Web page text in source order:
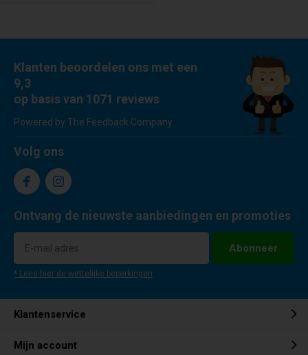
Klanten beoordelen ons met een
9,3
op basis van 1071 reviews
Powered by The Feedback Company
Volg ons
Ontvang de nieuwste aanbiedingen en promoties
Abonneer
* Lees hier de wettelijke beperkingen
Klantenservice
Mijn account